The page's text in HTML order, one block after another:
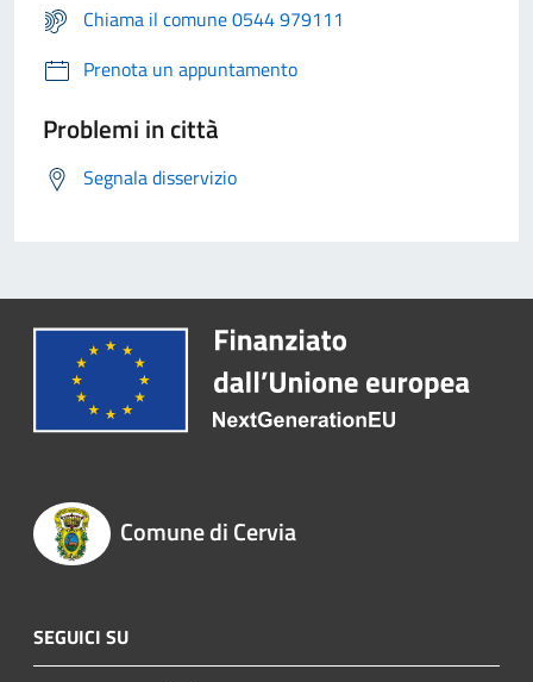
Chiama il comune 0544 979111
Prenota un appuntamento
Problemi in città
Segnala disservizio
Comune di Cervia
SEGUICI SU